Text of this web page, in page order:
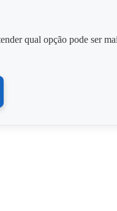
qual opção pode ser